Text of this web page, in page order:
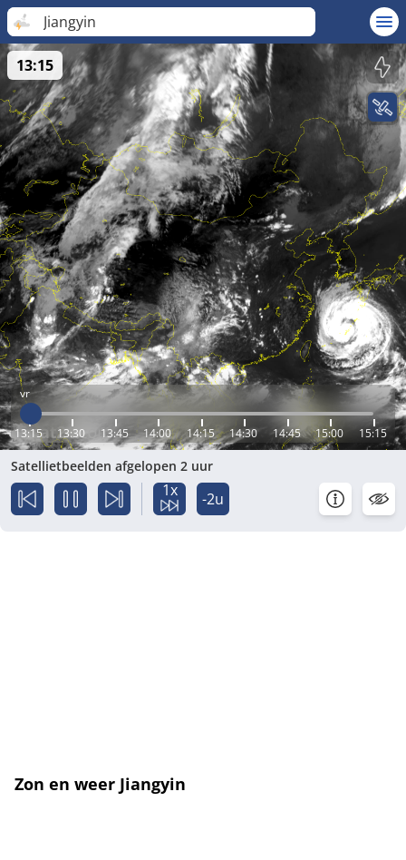
Jiangyin
vr
13:15 13:30 13:45 14:00 14:15 14:30 14:45 15:00 15:15
13:15
Satellietbeelden afgelopen 2 uur
1x -2u
Zon en weer Jiangyin